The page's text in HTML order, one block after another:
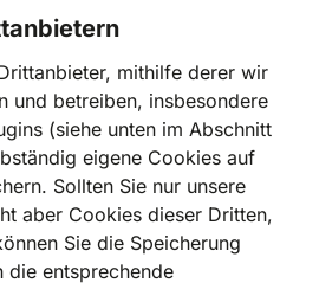
mithilfe derer wir
und betreiben, insbesondere
(siehe unten im Abschnitt
eigene Cookies auf
Sollten Sie nur unsere
aber Cookies dieser Dritten,
Sie die Speicherung
die entsprechende